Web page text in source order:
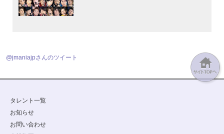
@jmaniajpさんのツイート
タレント一覧
お知らせ
お問い合わせ